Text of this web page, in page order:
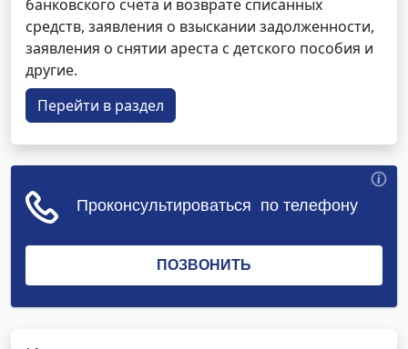
банковского счета и возврате списанных
средств, заявления о взыскании задолженности,
заявления о снятии ареста с детского пособия и
другие.
Перейти в раздел